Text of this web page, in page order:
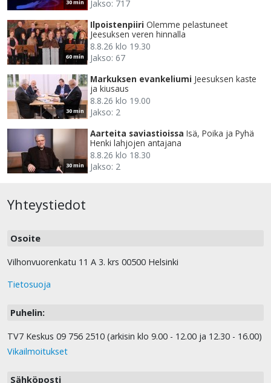
30 min
Jakso: 717
60 min
Ilpoistenpiiri Olemme pelastuneet
Jeesuksen veren hinnalla
8.8.26 klo 19.30
Jakso: 67
30 min
Markuksen evankeliumi Jeesuksen kaste
ja kiusaus
8.8.26 klo 19.00
Jakso: 2
30 min
Aarteita saviastioissa Isä, Poika ja Pyhä
Henki lahjojen antajana
8.8.26 klo 18.30
Jakso: 2
Yhteystiedot
Osoite
Vilhonvuorenkatu 11 A 3. krs 00500 Helsinki
Tietosuoja
Puhelin:
TV7 Keskus 09 756 2510 (arkisin klo 9.00 - 12.00 ja 12.30 - 16.00)
Vikailmoitukset
Sähköposti